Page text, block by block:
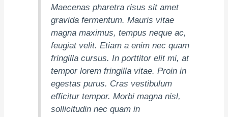
Maecenas pharetra risus sit amet
gravida fermentum. Mauris vitae
magna maximus, tempus neque ac,
feugiat velit. Etiam a enim nec quam
fringilla cursus. In porttitor elit mi, at
tempor lorem fringilla vitae. Proin in
egestas purus. Cras vestibulum
efficitur tempor. Morbi magna nisl,
sollicitudin nec quam in